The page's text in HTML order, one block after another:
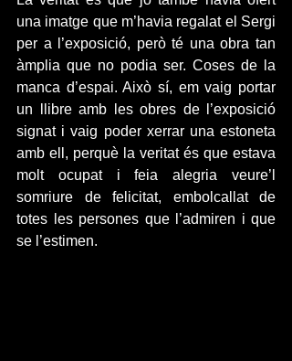
una imatge que m’havia regalat el Sergi
per a l’exposició, però té una obra tan
àmplia que no podia ser. Coses de la
manca d’espai. Això sí, em vaig portar
un llibre amb les obres de l’exposició
signat i vaig poder xerrar una estoneta
amb ell, perquè la veritat és que estava
molt ocupat i feia alegria veure’l
somriure de felicitat, embolcallat de
totes les persones que l’admiren i que
se l’estimen.